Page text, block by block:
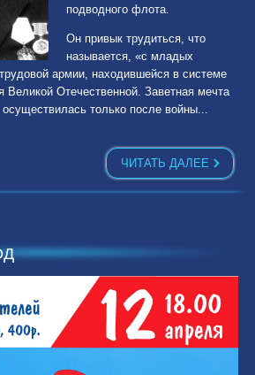
подводного флота.
Он привык трудиться, что
называется, «с младых
армии, находившейся в системе
Великой Отечественной. Заветная мечта
осуществилась только после войны...
ЧИТАТЬ ДАЛЕЕ